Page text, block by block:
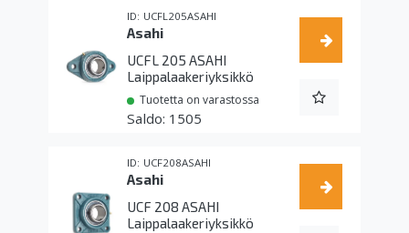
UCFL205ASAHI
Asahi
UCFL 205 ASAHI
Laippalaakeriyksikkö
Tuotetta on varastossa
1505
UCF208ASAHI
Asahi
UCF 208 ASAHI
Laippalaakeriyksikkö